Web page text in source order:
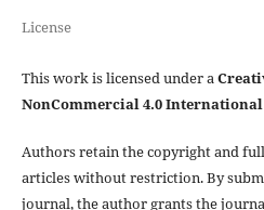
License
This work is licensed under a
NonCommercial 4.0 International
Authors retain the copyright and
articles without restriction. By
journal, the author grants the